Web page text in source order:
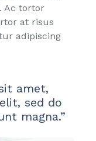
Ac tortor
at risus
adipiscing
amet,
sed do
magna.”